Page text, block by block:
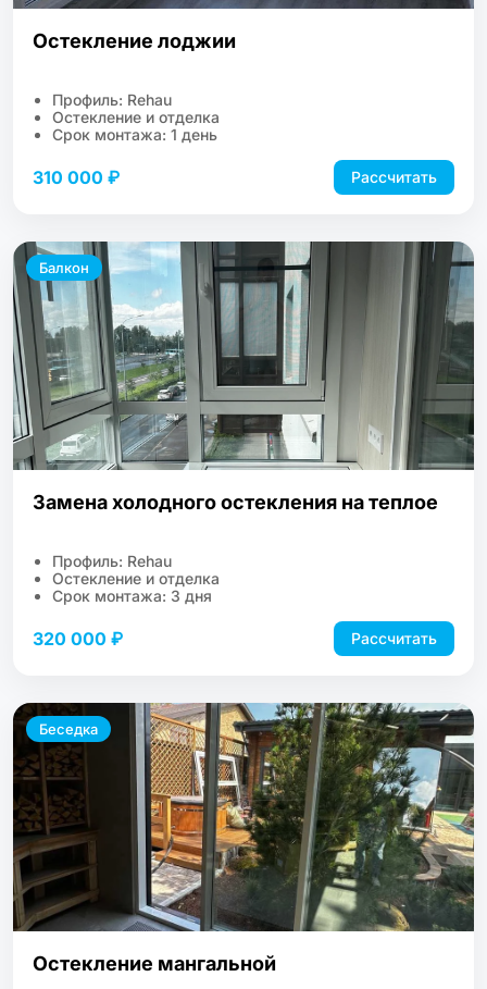
Остекление лоджии
Профиль: Rehau
Остекление и отделка
Срок монтажа: 1 день
310 000 ₽ Рассчитать
Балкон
Замена холодного остекления на теплое
Профиль: Rehau
Остекление и отделка
Срок монтажа: 3 дня
320 000 ₽ Рассчитать
Беседка
Остекление мангальной